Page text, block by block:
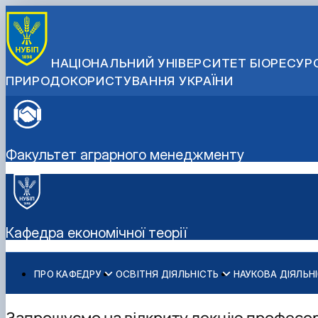
НАЦІОНАЛЬНИЙ УНІВЕРСИТЕТ
ПРИРОДОКОРИСТУВАННЯ УКРАЇНИ
Факультет аграрного менеджменту
Кафедра економічної теорії
ПРО КАФЕДРУ
Історія кафедри
ОСВІТНЯ ДІЯЛЬНІСТЬ
Бакалаврат
НАУКОВА
Про наукову діяльність